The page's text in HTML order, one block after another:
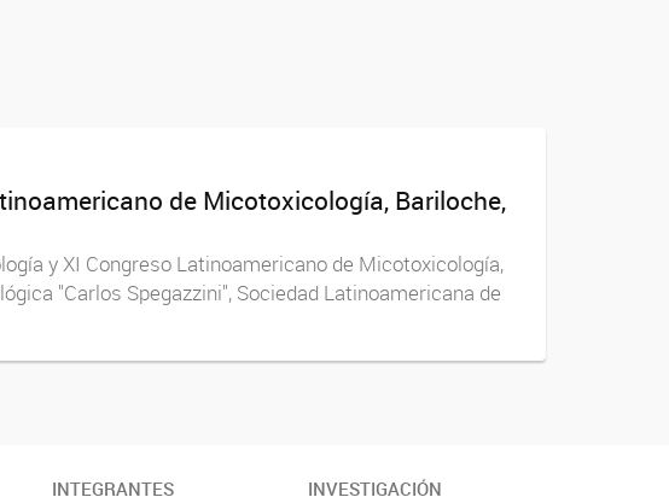
de Micotoxicología, Bariloche,
y XI Congreso Latinoamericano de Micotoxicología,
"Carlos Spegazzini", Sociedad Latinoamericana de
INTEGRANTES INVESTIGACIÓN